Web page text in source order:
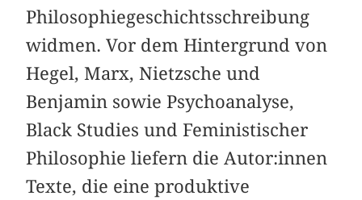
Philosophiegeschichtsschreibung
widmen. Vor dem Hintergrund von
Hegel, Marx, Nietzsche und
Benjamin sowie Psychoanalyse,
Black Studies und Feministischer
Philosophie liefern die Autor:innen
Texte, die eine produktive